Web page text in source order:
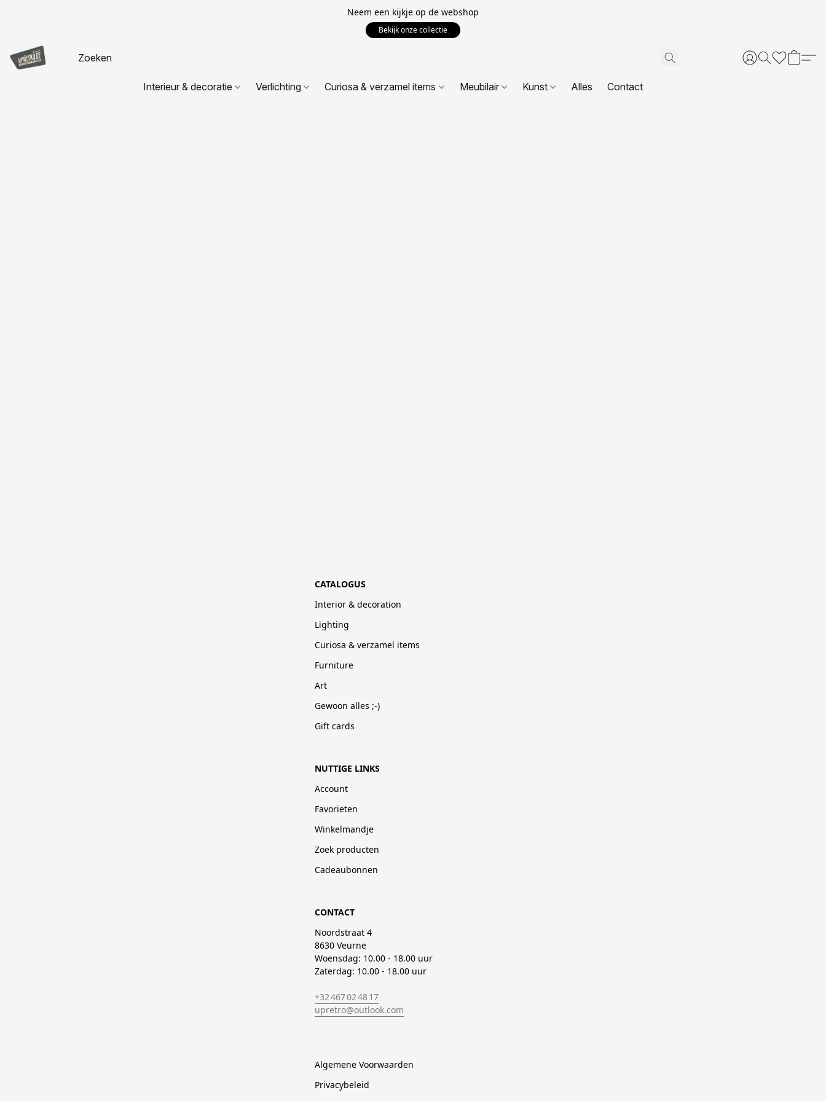
Neem een kijkje op de webshop
Bekijk onze collectie
Interieur & decoratie Verlichting Curiosa & verzamel items Meubilair Kunst Alles Contact
CATALOGUS
Interior & decoration
Lighting
Curiosa & verzamel items
Furniture
Art
Gewoon alles ;-)
Gift cards
NUTTIGE LINKS
Account
Favorieten
Winkelmandje
Zoek producten
Cadeaubonnen
CONTACT
Noordstraat 4
8630 Veurne
Woensdag: 10.00 - 18.00 uur
Zaterdag: 10.00 - 18.00 uur
+32 467 02 48 17
upretro@outlook.com
Algemene Voorwaarden
Privacybeleid